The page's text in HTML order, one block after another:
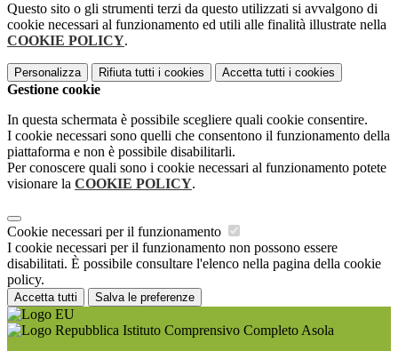
Questo sito o gli strumenti terzi da questo utilizzati si avvalgono di
cookie necessari al funzionamento ed utili alle finalità illustrate nella
COOKIE POLICY.
Personalizza Rifiuta tutti i cookies Accetta tutti i cookies
Gestione cookie
In questa schermata è possibile scegliere quali cookie consentire.
I cookie necessari sono quelli che consentono il funzionamento della
piattaforma e non è possibile disabilitarli.
Per conoscere quali sono i cookie necessari al funzionamento potete
visionare la COOKIE POLICY.
Cookie necessari per il funzionamento
I cookie necessari per il funzionamento non possono essere
disabilitati. È possibile consultare l'elenco nella pagina della cookie
policy.
Accetta tutti Salva le preferenze
Istituto Comprensivo Completo Asola